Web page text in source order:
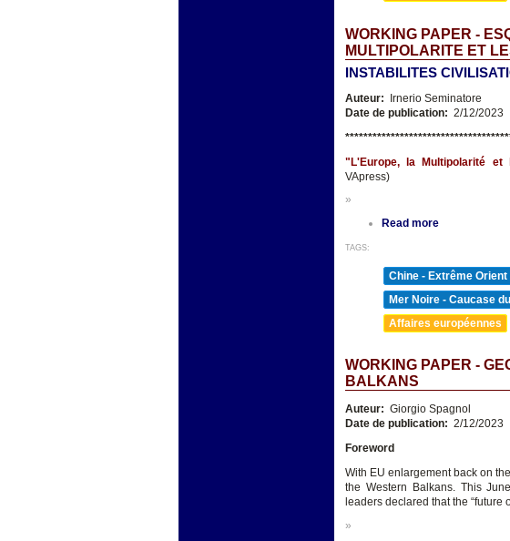
WORKING PAPER -
MULTIPOLARITE ET
INSTABILITES
Auteur:
Irnerio Seminatore
Date de publication: 2/12/2023
**
"L'Europe, la Multipolarité et
VApress)
»
Read more
TAGS:
Chine - Extrême Orient
Mer Noire - Caucase
Affaires européennes
WORKING PAPER -
BALKANS
Auteur: Giorgio Spagnol
Date de publication: 2/12/2023
Foreword
With EU enlargement back on
the Western Balkans. This
leaders declared that the
»